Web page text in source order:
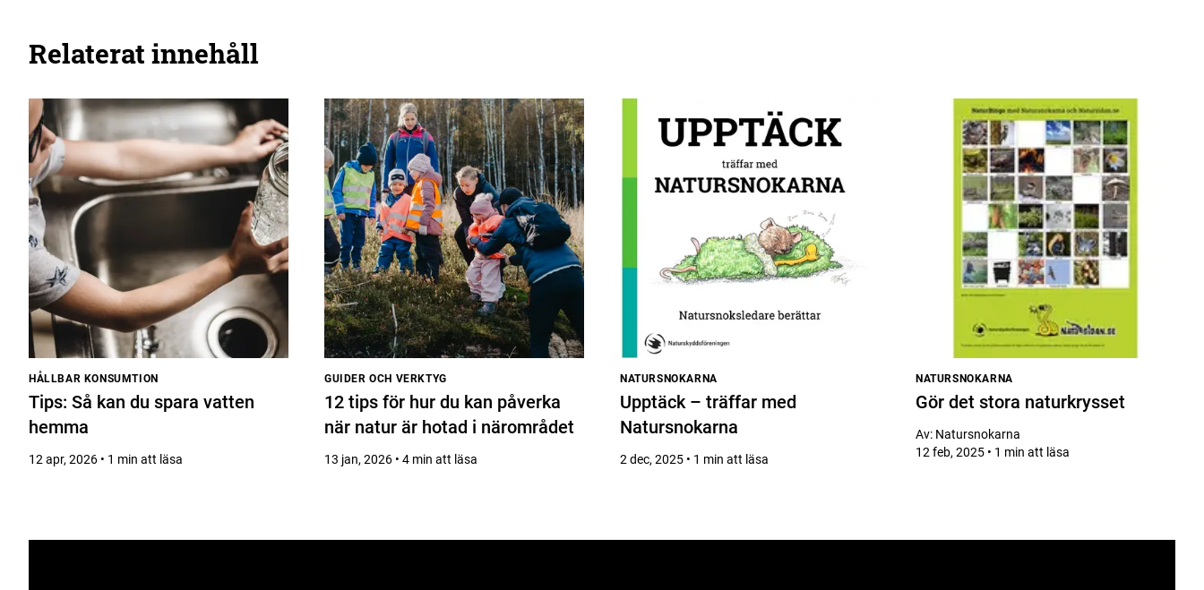
Relaterat innehåll
HÅLLBAR KONSUMTION
Tips: Så kan du spara vatten
hemma
12 apr, 2026 • 1 min att läsa
GUIDER OCH VERKTYG
12 tips för hur du kan påverka
när natur är hotad i närområdet
13 jan, 2026 • 4 min att läsa
NATURSNOKARNA
Upptäck – träffar med
Natursnokarna
2 dec, 2025 • 1 min att läsa
NATURSNOKARNA
Gör det stora naturkrysset
Av: Natursnokarna
12 feb, 2025 • 1 min att läsa